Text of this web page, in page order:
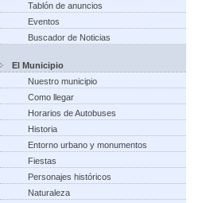
Tablón de anuncios
Eventos
Buscador de Noticias
El Municipio
Nuestro municipio
Como llegar
Horarios de Autobuses
Historia
Entorno urbano y monumentos
Fiestas
Personajes históricos
Naturaleza